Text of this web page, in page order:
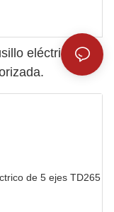
eléctrico